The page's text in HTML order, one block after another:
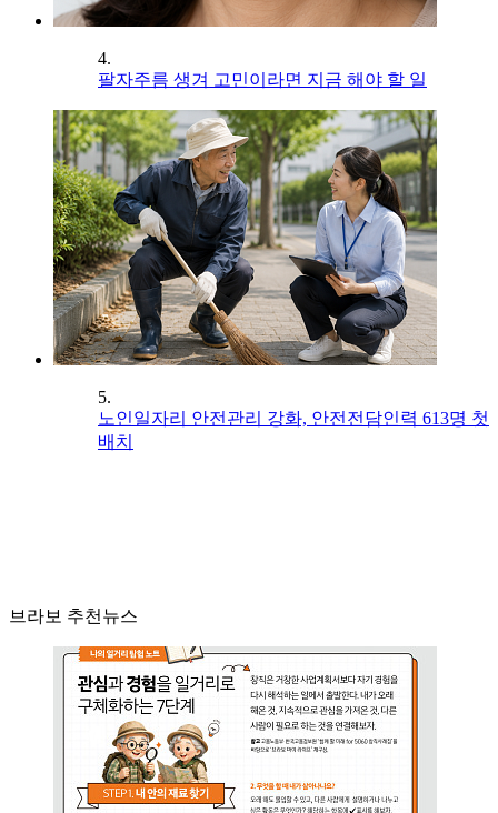
4.
팔자주름 생겨 고민이라면 지금 해야 할 일
5.
노인일자리 안전관리 강화, 안전전담인력 613명 첫
배치
브라보 추천뉴스